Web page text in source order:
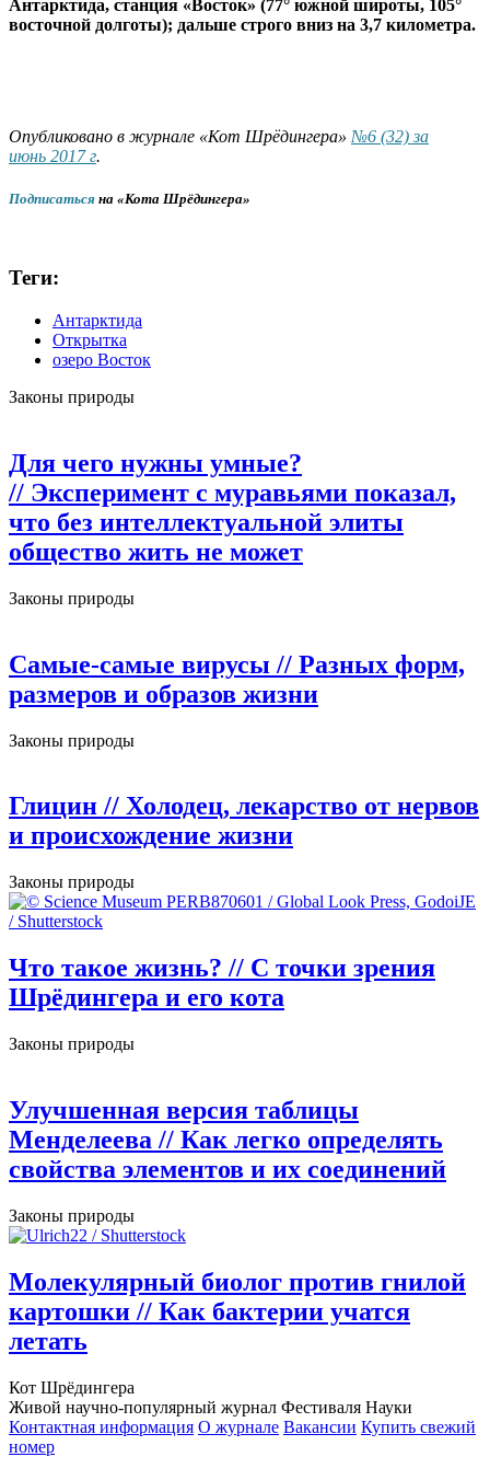
Антарктида, станция «Восток» (77° южной широты, 105°
восточной долготы); дальше строго вниз на 3,7 километра.
Опубликовано в журнале «Кот Шрёдингера» №6 (32) за
июнь 2017 г.
Подписаться на «Кота Шрёдингера»
Теги:
Антарктида
Открытка
озеро Восток
Законы природы
Для чего нужны умные?
// Эксперимент с муравьями показал,
что без интеллектуальной элиты
общество жить не может
Законы природы
Самые-самые вирусы // Разных форм,
размеров и образов жизни
Законы природы
Глицин // Холодец, лекарство от нервов
и происхождение жизни
Законы природы
Что такое жизнь? // С точки зрения
Шрёдингера и его кота
Законы природы
Улучшенная версия таблицы
Менделеева // Как легко определять
свойства элементов и их соединений
Законы природы
Молекулярный биолог против гнилой
картошки // Как бактерии учатся
летать
Кот Шрёдингера
Живой научно-популярный журнал Фестиваля Науки
Контактная информация О журнале Вакансии Купить свежий
номер